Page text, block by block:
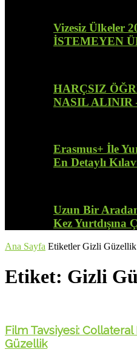
Vizesiz Ülkeler
İSTEMEYEN
HARÇSIZ
NASIL ALINIR
Erasmus+ İle
En Detaylı
Uzun Bir
Kez Yurtdışına
Ana Sayfa Etiketler Gizli Güzellik
Etiket: Gizli
Film Tavsiyesi:
Güzellik